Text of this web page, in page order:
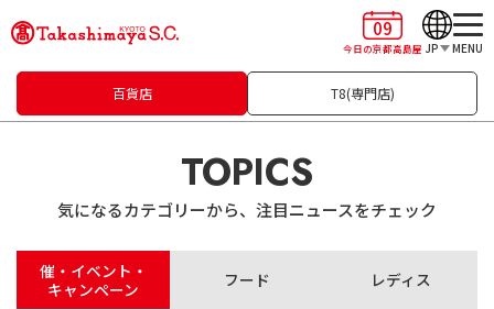
09
今日の京都高島屋 JP MENU
百貨店 T8(専門店)
TOPICS
気になるカテゴリーから、注目ニュースをチェック
催・イベント・
キャンペーン
フード レディス